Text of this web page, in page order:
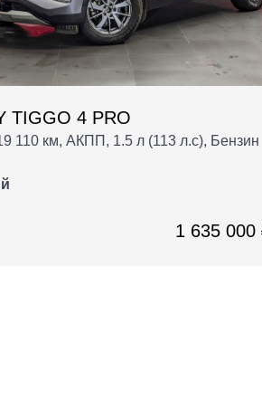
TIGGO 4 PRO
110 км, АКПП, 1.5 л (113 л.с), Бензин
1 635 000